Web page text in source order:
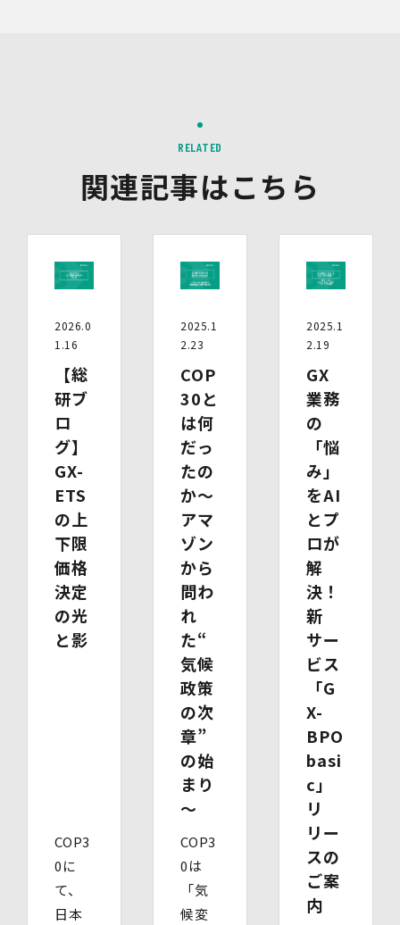
配信事業者が保有する個人情報について、本人が特定され
ないデータに不可逆変換した上で第三者配信事業者におい
あります。第三者配信事業者が、これらの情報を広告配信
以外の目的で利用することはありません。
10.保有個人データの開示等
内容の訂正・追加又は削除・利用の停止・消去、第三者へ
の提供の停止及び第三者提供記録の開示（以下「開示等」
らのお申し出であることを確認した上で対応いたします。
もし、ご希望の全部又は一部に応じられない場合はその理
また、当該お申し出によって取得した個人情報は、お申し
出に関する連絡・事務手続に必要な範囲でのみ利用しま
す。
(1)開示等の求めのお申し出先
当社は、開示等の依頼を受け、当該依頼が個人情報保護法
に定める要件を満たす場合には、当社の定める手続に従っ
て速やかに対応します。
開示等のお求めについては、以下のお問い合わせ窓口まで
お申し出ください。
(2)開示等の求めに関するお手続
お申し出受付け後、当社「保有個人情報に関する開示等の
請求書」を送付いたします。 ご記入いただいた「請求
書」と「本人確認書類のコピー」、代理人によるお求めの
場合は「代理人であることを確認する書類」を送付してく
ださい。また、各資料に含まれる本籍地情報は都道府県ま
でとし、それ以降の情報は黒塗り等の処理をしてくださ
・ 本人確認書類の写し（運転免許証、パスポート、健康
保険証、住民票、年金手帳等）
・ 代理人であることを確認する書類
【代理人様が未成年者の法定代理人の場合】
・ 代理人様ご本人の本人確認書類の写し
・ いずれかの写し（戸籍謄本、住民票（続柄の記載され
たもの）、その他法定代理権の確認ができる公的書類）
・ 代理人様ご本人の本人確認書類の写し
・ いずれかの写し（成年被後見人であることを証明する
登記事項証明書、その他法定代理権の確認ができる公的書
類）
【委任による代理人様の場合】
RELATED
関連記事はこちら
2026.0
1.16
【総
研ブ
ロ
グ】
GX-
ETS
の上
下限
価格
決定
の光
と影
COP3
0に
て、
日本
2025.1
2.23
COP
30と
は何
だっ
たの
か～
アマ
ゾン
から
問わ
れ
た“
気候
政策
の次
章”
の始
まり
～
COP3
0は
「気
候変
2025.1
2.19
GX
業務
の
「悩
み」
をAI
とプ
ロが
解
決！
新
サー
ビス
「G
X-
BPO
basi
c」
リ
リー
スの
ご案
内